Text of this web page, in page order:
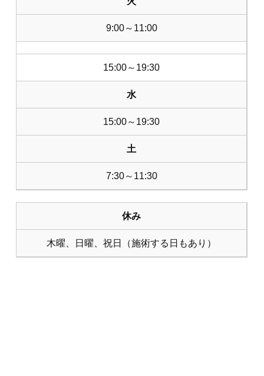
9:00～11:00
15:00～19:30
水
15:00～19:30
土
7:30～11:30
休み
木曜、日曜、祝日（施術する日もあり）